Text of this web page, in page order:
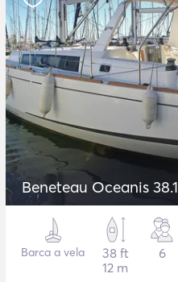
Beneteau Oceanis 38.1
Barca a vela
38 ft
12 m
6